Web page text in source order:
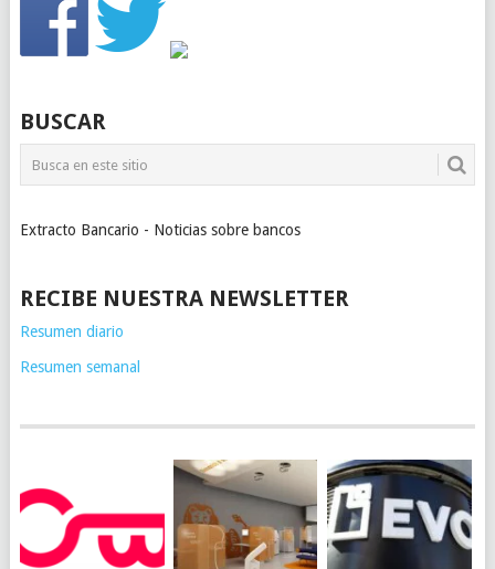
BUSCAR
Extracto Bancario - Noticias sobre bancos
RECIBE NUESTRA NEWSLETTER
Resumen diario
Resumen semanal